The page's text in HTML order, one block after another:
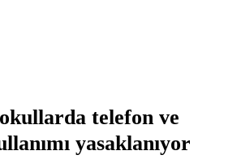
telefon ve
yasaklanıyor